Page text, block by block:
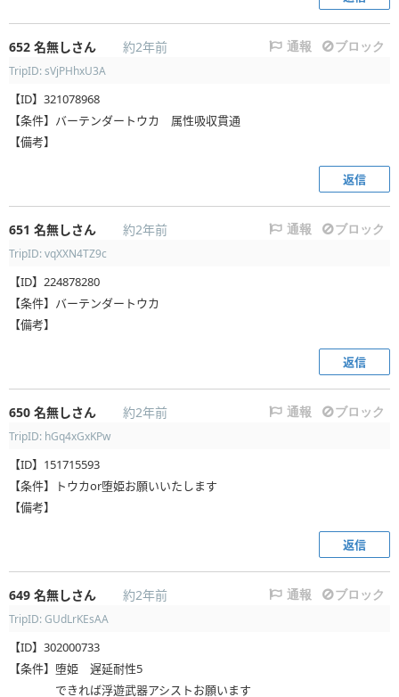
652 名無しさん 約2年前 通報 ブロック
TripID: sVjPHhxU3A
【ID】321078968
【条件】バーテンダートウカ 属性吸収貫通
【備考】
返信
651 名無しさん 約2年前 通報 ブロック
TripID: vqXXN4TZ9c
【ID】224878280
【条件】バーテンダートウカ
【備考】
返信
650 名無しさん 約2年前 通報 ブロック
TripID: hGq4xGxKPw
【ID】151715593
【条件】トウカor堕姫お願いいたします
【備考】
返信
649 名無しさん 約2年前 通報 ブロック
TripID: GUdLrKEsAA
【ID】302000733
【条件】堕姫 遅延耐性5
できれば浮遊武器アシストお願います